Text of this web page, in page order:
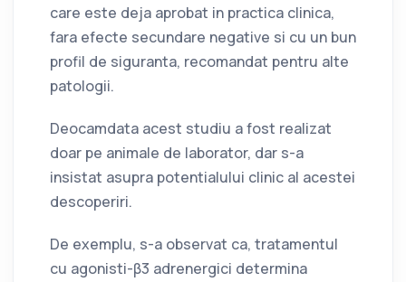
care este deja aprobat in practica clinica,
fara efecte secundare negative si cu un bun
profil de siguranta, recomandat pentru alte
patologii.
Deocamdata acest studiu a fost realizat
doar pe animale de laborator, dar s-a
insistat asupra potentialului clinic al acestei
descoperiri.
De exemplu, s-a observat ca, tratamentul
cu agonisti-β3 adrenergici determina